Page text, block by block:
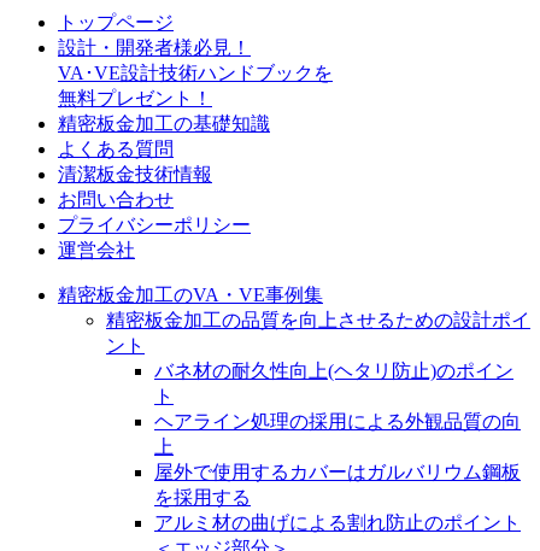
トップページ
設計・開発者様必見！
VA･VE設計技術ハンドブックを
無料プレゼント！
精密板金加工の基礎知識
よくある質問
清潔板金技術情報
お問い合わせ
プライバシーポリシー
運営会社
精密板金加工のVA・VE事例集
精密板金加工の品質を向上させるための設計ポイ
ント
バネ材の耐久性向上(ヘタリ防止)のポイン
ト
ヘアライン処理の採用による外観品質の向
上
屋外で使用するカバーはガルバリウム鋼板
を採用する
アルミ材の曲げによる割れ防止のポイント